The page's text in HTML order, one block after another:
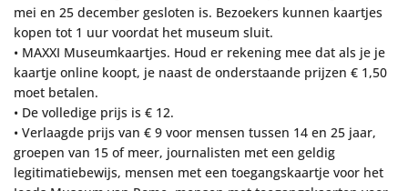
mei en 25 december gesloten is. Bezoekers kunnen kaartjes
kopen tot 1 uur voordat het museum sluit.
• MAXXI Museumkaartjes. Houd er rekening mee dat als je je
kaartje online koopt, je naast de onderstaande prijzen € 1,50
moet betalen.
• De volledige prijs is € 12.
• Verlaagde prijs van € 9 voor mensen tussen 14 en 25 jaar,
groepen van 15 of meer, journalisten met een geldig
legitimatiebewijs, mensen met een toegangskaartje voor het